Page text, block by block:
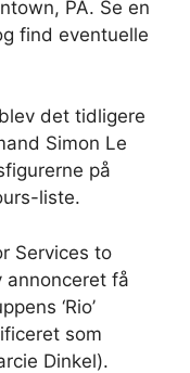
PA. Se en
find eventuelle
det tidligere
Simon Le
på
liste.
Services to
annonceret få
‘Rio’
som
Dinkel).